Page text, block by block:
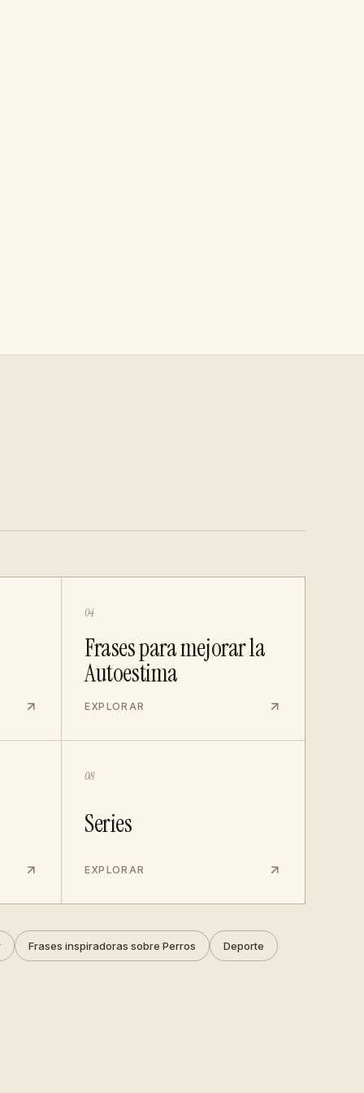
04
Frases para mejorar la
Autoestima
EXPLORAR
08
Series
EXPLORAR
Frases inspiradoras sobre Perros Deporte